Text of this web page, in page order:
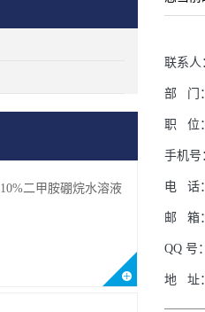
10%二甲胺硼烷水溶液
联系人
部 门
职 位
手机号
电 话
邮 箱
QQ 号
地 址